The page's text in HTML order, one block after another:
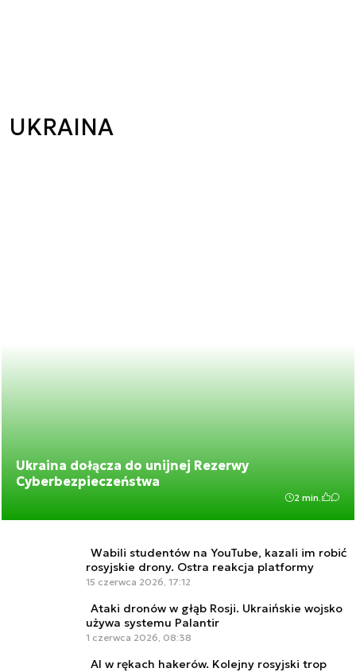
UKRAINA
Ukraina dołącza do unijnej Rezerwy
Cyberbezpieczeństwa
2 min.
Wabili studentów na YouTube, kazali im robić
rosyjskie drony. Ostra reakcja platformy
15 czerwca 2026, 17:12
Ataki dronów w głąb Rosji. Ukraińskie wojsko
używa systemu Palantir
1 czerwca 2026, 08:38
AI w rękach hakerów. Kolejny rosyjski trop